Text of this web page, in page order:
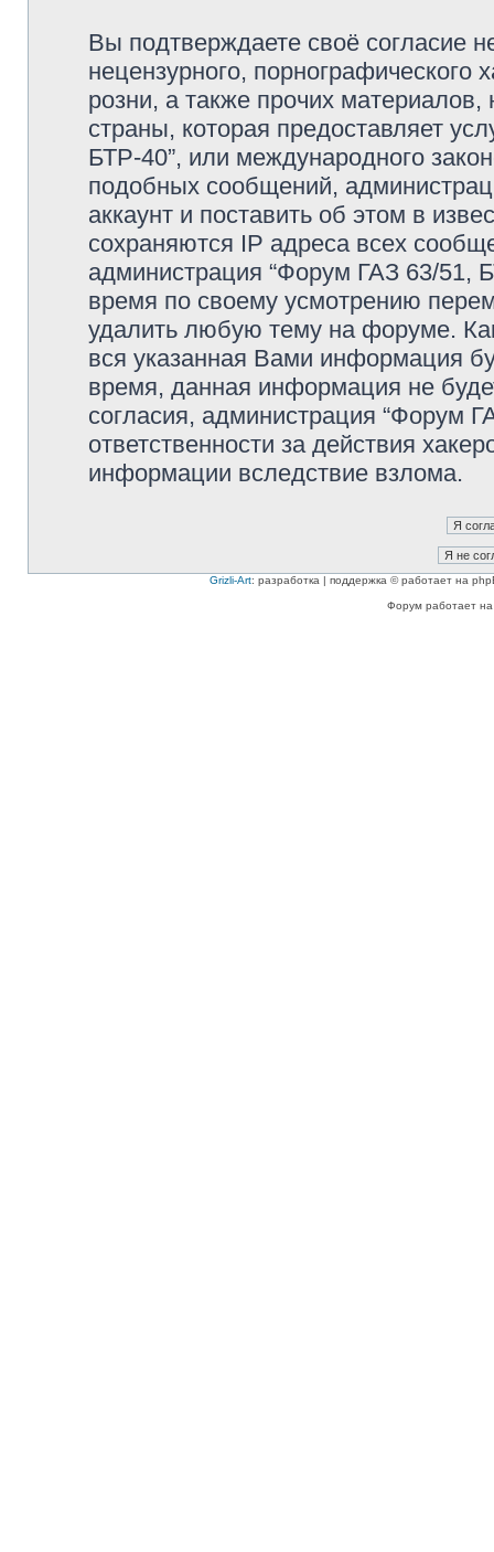
Вы подтверждаете своё согласие
нецензурного, порнографического
розни, а также прочих
страны, которая предоставляет
БТР-40”, или международного
подобных сообщений,
аккаунт и поставить об этом в
сохраняются IP адреса всех
администрация “Форум ГАЗ 63/51,
время по своему усмотрению
удалить любую тему на форуме.
вся указанная Вами информация
время, данная информация не
согласия, администрация “Форум
ответственности за действия
информации вследствие взлома.
Grizli-Art: разработка | поддержка © работает на
Форум работает